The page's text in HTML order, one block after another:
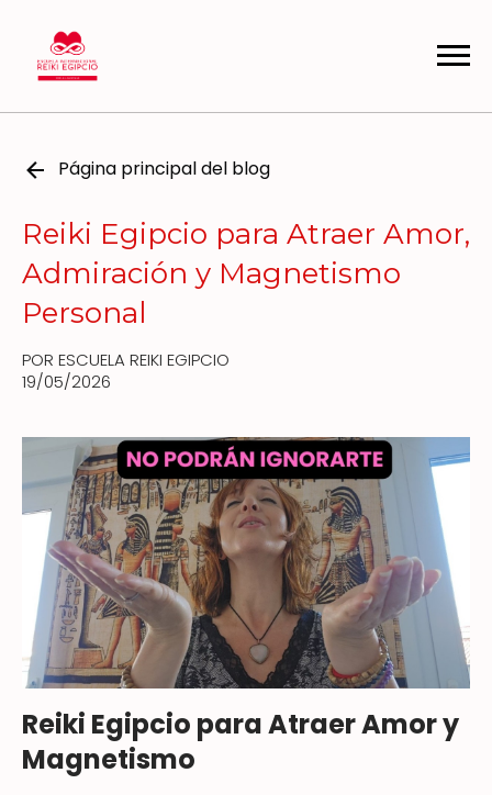
Página principal del blog
Reiki Egipcio para Atraer Amor,
Admiración y Magnetismo
Personal
POR ESCUELA REIKI EGIPCIO
19/05/2026
Reiki Egipcio para Atraer Amor y
Magnetismo